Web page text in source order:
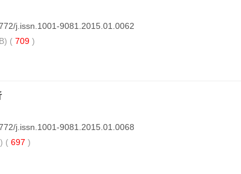
j.issn.1001-9081.2015.01.0062
( 709 )
j.issn.1001-9081.2015.01.0068
( 697 )